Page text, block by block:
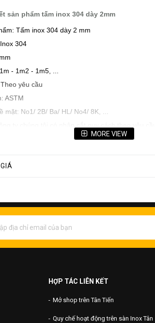
sản phẩm tấm inox 304 dày 2mm
Tấm inox 304 dày 2 mm
304
- 1m2 - 1m5, ...
yêu cầu
ASTM
mặt: No1/ 2B/ Ba/ HL/ No4/ 8K, ...
ty chúng tôi có nhận cắt quy cách theo yêu
MORE VIEW
HỢP TÁC LIÊN KẾT
Mở shop trên Tân Tiến
Quy chế hoạt động trên sàn Inox Tân